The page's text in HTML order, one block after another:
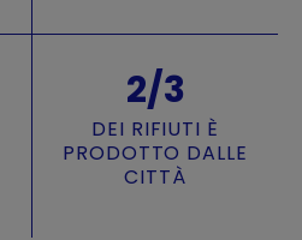
2/3
DEI RIFIUTI È
PRODOTTO DALLE
CITTÀ